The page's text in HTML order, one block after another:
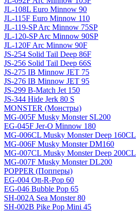
JL-108L Euro Minnow 90
JL-115F Euro Minnow 110
JL-119-SP Arc Minnow 75SP
JL-120-SP Arc Minnow 90SP
JL-120F Arc Minnow 90F
JS-254 Solid Tail Deep 86F
JS-256 Solid Tail Deep 66S
JS-275 IB Minnow JET 75
JS-276 IB Minnow JET 95
JS-299 B-Match Jet 150
JS-344 Hide Jerk 80 S
MONSTER (Монстры)
MG-005F Musky Monster SL200
EG-045F Jer-O Minnow 180
MG-006CL Musky Monster Deep 160CL
MG-006F Musky Monster DM160
MG-007CL Musky Monster Deep 200CL
MG-007F Musky Monster DL200
POPPER (Попперы)
EG-004 Ott-R-Pop 60
EG-046 Bubble Pop 65
SH-002A Sea Monster 80
SH-002B Pike Pop Mini 45